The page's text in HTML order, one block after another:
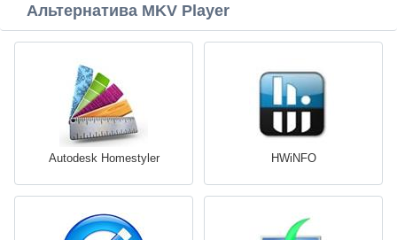
Альтернатива MKV Player
Autodesk Homestyler HWiNFO